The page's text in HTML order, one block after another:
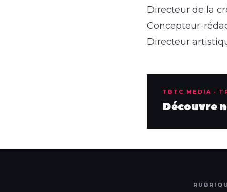
Directeur de la
Concepteur-
Directeur
TBTC MEDIA ·
Découvre